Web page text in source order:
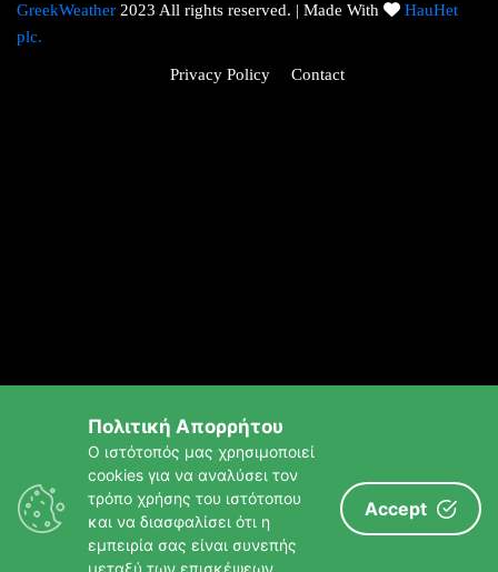
GreekWeather 2023 All rights reserved. | Made With
HauHet
plc.
Privacy Policy Contact
Πολιτική Απορρήτου
Ο ιστότοπός μας χρησιμοποιεί
cookies για να αναλύσει τον
τρόπο χρήσης του ιστότοπου
και να διασφαλίσει ότι η
εμπειρία σας είναι συνεπής
μεταξύ των επισκέψεων.
Accept